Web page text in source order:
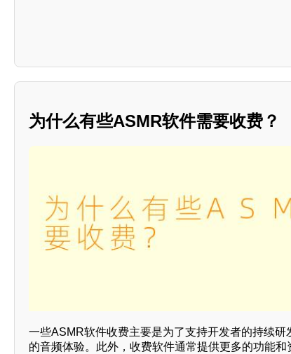
为什么有些ASMR软件需要收费？
一些ASMR软件收费主要是为了支持开发者的持续
的音频体验。此外，收费软件通常提供更多的功能和